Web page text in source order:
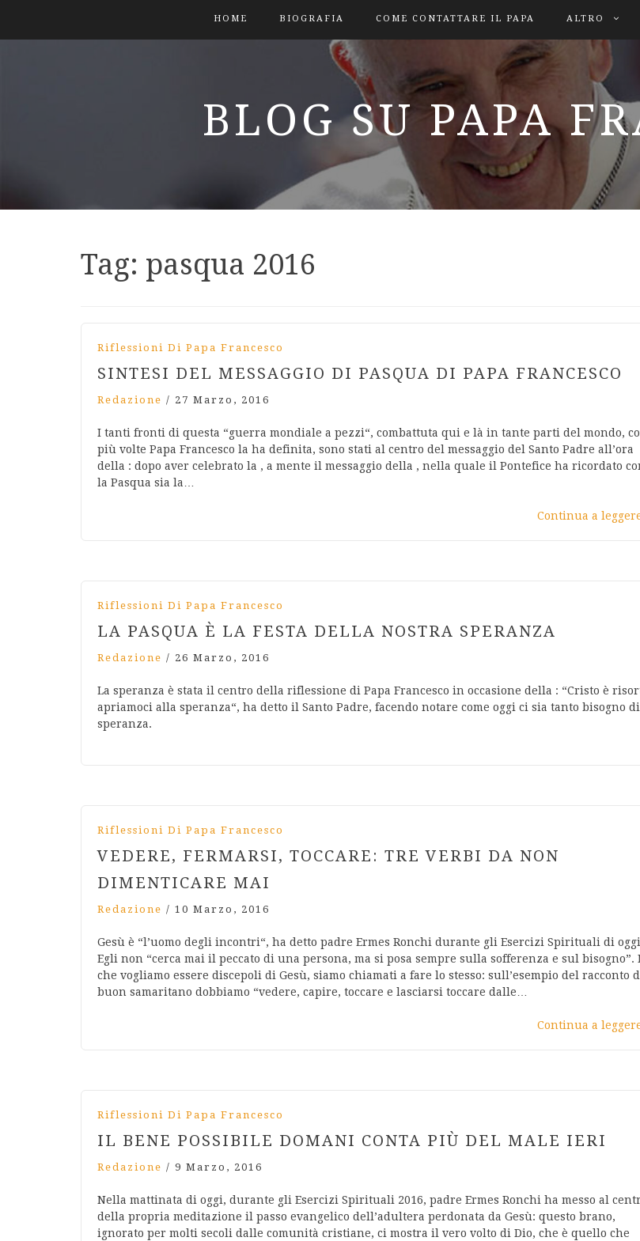
HOME BIOGRAFIA COME CONTATTARE IL PAPA ALTRO
BLOG SU PAPA
Tag: pasqua 2016
Riflessioni Di Papa Francesco
SINTESI DEL MESSAGGIO DI PASQUA DI PAPA FRANCESCO
Redazione / 27 Marzo, 2016
I tanti fronti di questa “guerra mondiale a pezzi“, combattuta qui e là in tante parti del mondo,
più volte Papa Francesco la ha definita, sono stati al centro del messaggio del Santo Padre all’ora
della : dopo aver celebrato la , a mente il messaggio della , nella quale il Pontefice ha ricordato
la Pasqua sia la…
Continua a
Riflessioni Di Papa Francesco
LA PASQUA È LA FESTA DELLA NOSTRA SPERANZA
Redazione / 26 Marzo, 2016
La speranza è stata il centro della riflessione di Papa Francesco in occasione della : “Cristo è
apriamoci alla speranza“, ha detto il Santo Padre, facendo notare come oggi ci sia tanto bisogno di
speranza.
Riflessioni Di Papa Francesco
VEDERE, FERMARSI, TOCCARE: TRE VERBI DA NON
DIMENTICARE MAI
Redazione / 10 Marzo, 2016
Gesù è “l’uomo degli incontri“, ha detto padre Ermes Ronchi durante gli Esercizi Spirituali di
Egli non “cerca mai il peccato di una persona, ma si posa sempre sulla sofferenza e sul bisogno”.
che vogliamo essere discepoli di Gesù, siamo chiamati a fare lo stesso: sull’esempio del racconto
buon samaritano dobbiamo “vedere, capire, toccare e lasciarsi toccare dalle…
Continua a
Riflessioni Di Papa Francesco
IL BENE POSSIBILE DOMANI CONTA PIÙ DEL MALE IERI
Redazione / 9 Marzo, 2016
Nella mattinata di oggi, durante gli Esercizi Spirituali 2016, padre Ermes Ronchi ha messo al
della propria meditazione il passo evangelico dell’adultera perdonata da Gesù: questo brano,
ignorato per molti secoli dalle comunità cristiane, ci mostra il vero volto di Dio, che è quello che